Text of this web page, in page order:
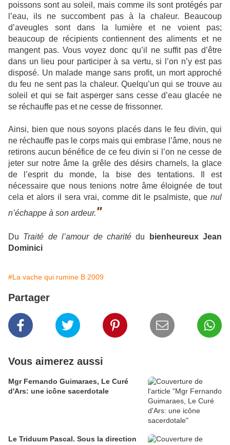
poissons sont au soleil, mais comme ils sont protégés par
l’eau, ils ne succombent pas à la chaleur. Beaucoup
d’aveugles sont dans la lumière et ne voient pas;
beaucoup de récipients contiennent des aliments et ne
mangent pas. Vous voyez donc qu’il ne suffit pas d’être
dans un lieu pour participer à sa vertu, si l’on n’y est pas
disposé. Un malade mange sans profit, un mort approché
du feu ne sent pas la chaleur. Quelqu’un qui se trouve au
soleil et qui se fait asperger sans cesse d’eau glacée ne
se réchauffe pas et ne cesse de frissonner.
Ainsi, bien que nous soyons placés dans le feu divin, qui
ne réchauffe pas le corps mais qui embrase l’âme, nous ne
retirons aucun bénéfice de ce feu divin si l’on ne cesse de
jeter sur notre âme la grêle des désirs charnels, la glace
de l’esprit du monde, la bise des tentations. Il est
nécessaire que nous tenions notre âme éloignée de tout
cela et alors il sera vrai, comme dit le psalmiste, que nul
n’échappe à son ardeur."
Du Traité de l’amour de charitédu
bienheureux Jean
Dominici
#La vache qui rumine B 2009
Partager
Vous aimerez aussi
Mgr Fernando Guimaraes, Le Curé
d'Ars: une icône sacerdotale
Le Triduum Pascal. Sous la direction